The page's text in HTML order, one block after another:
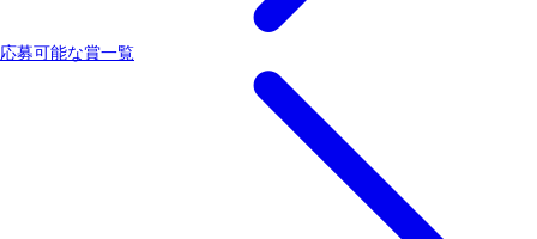
応募可能な賞一覧